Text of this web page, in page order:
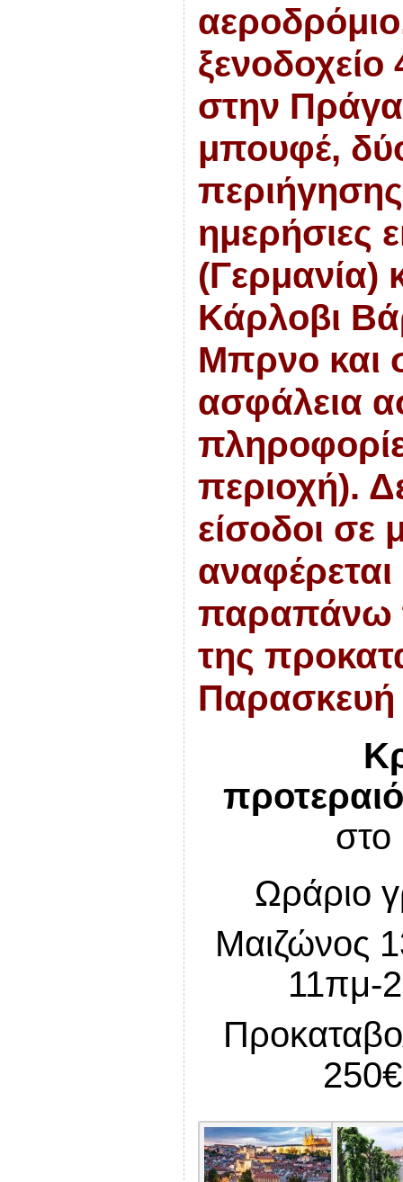
ξενοδοχείο
στην Πράγα
μπουφέ,
ημερήσιες
(Γερμανία)
Κάρλοβι
Μπρνο και
ασφάλεια
περιοχή).
είσοδοι σε
παραπάνω
της
Παρασκευή
στο
Ωράριο
Μαιζώνος
11πμ-